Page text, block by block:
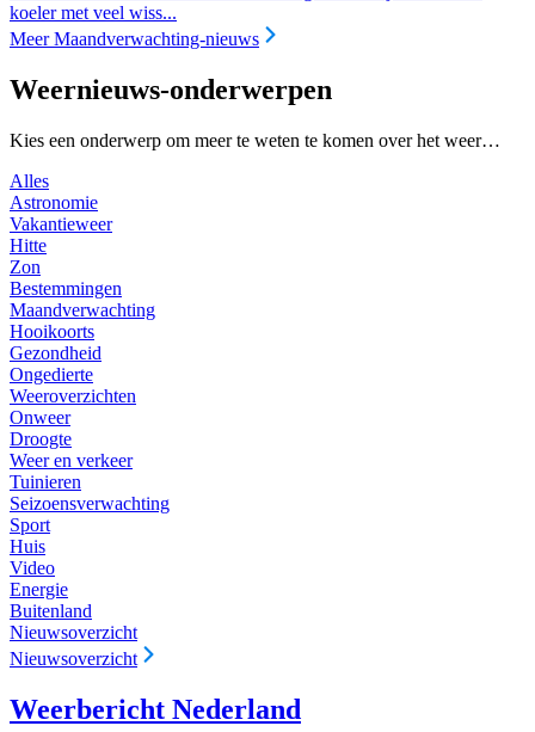
koeler met veel wiss...
Meer Maandverwachting-nieuws
Weernieuws-onderwerpen
Kies een onderwerp om meer te weten te komen over het weer…
Alles
Astronomie
Vakantieweer
Hitte
Zon
Bestemmingen
Maandverwachting
Hooikoorts
Gezondheid
Ongedierte
Weeroverzichten
Onweer
Droogte
Weer en verkeer
Tuinieren
Seizoensverwachting
Sport
Huis
Video
Energie
Buitenland
Nieuwsoverzicht
Nieuwsoverzicht
Weerbericht Nederland